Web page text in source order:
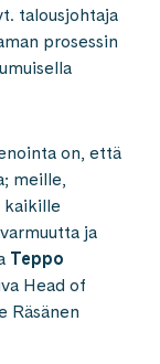
talousjohtaja
prosessin
on, että
meille,
kaikille
ja
Teppo
Head of
Räsänen